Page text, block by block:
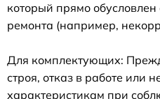
который прямо
ремонта (например,
Для комплектующих:
строя, отказ в работе или
характеристикам при